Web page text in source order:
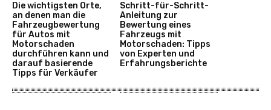
Die wichtigsten Orte,
an denen man die
Fahrzeugbewertung
für Autos mit
Motorschaden
durchführen kann und
darauf basierende
Tipps für Verkäufer
Schritt-für-Schritt-
Anleitung zur
Bewertung eines
Fahrzeugs mit
Motorschaden: Tipps
von Experten und
Erfahrungsberichte